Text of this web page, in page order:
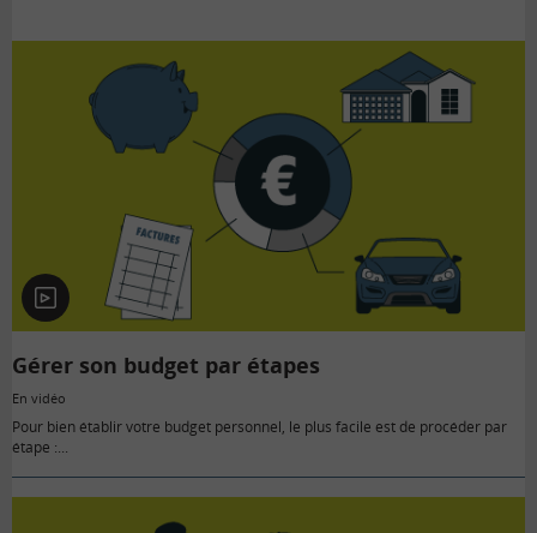
En
vidéo
Gérer son budget par étapes
En vidéo
Pour bien établir votre budget personnel, le plus facile est de procéder par
étape :...